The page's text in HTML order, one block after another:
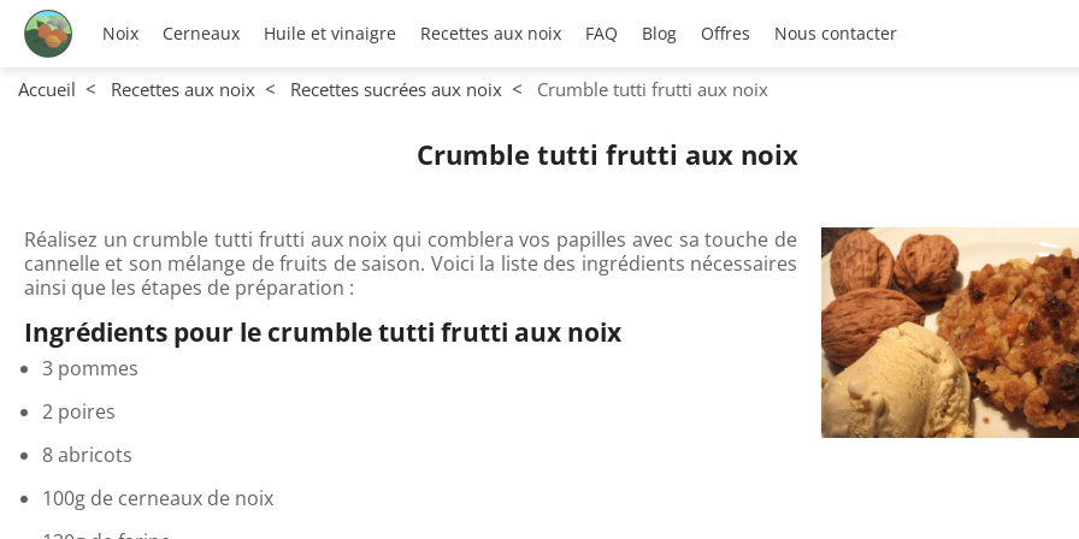
Noix Cerneaux Huile et vinaigre Recettes aux noix FAQ Blog Offres Nous contacter
Accueil Recettes aux noix Recettes sucrées aux noix Crumble tutti frutti aux noix
Crumble tutti frutti aux noix
Réalisez un crumble tutti frutti aux noix qui comblera vos papilles avec sa touche de
cannelle et son mélange de fruits de saison. Voici la liste des ingrédients nécessaires
ainsi que les étapes de préparation :
Ingrédients pour le crumble tutti frutti aux noix
3 pommes
2 poires
8 abricots
100g de cerneaux de noix